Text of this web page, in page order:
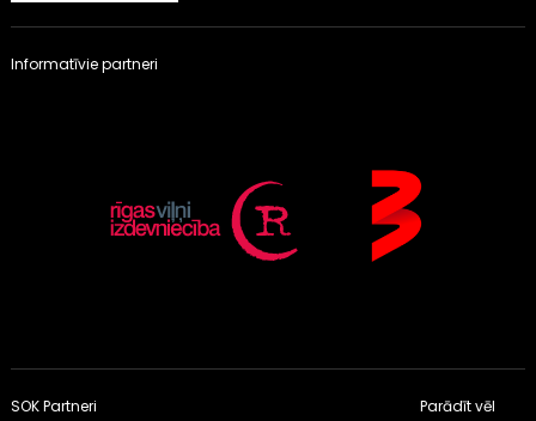
Informatīvie partneri
SOK Partneri Parādīt vēl